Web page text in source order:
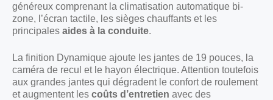
généreux comprenant la climatisation automatique bi-
zone, l’écran tactile, les sièges chauffants et les
principales aides à la conduite.
La finition Dynamique ajoute les jantes de 19 pouces, la
caméra de recul et le hayon électrique. Attention toutefois
aux grandes jantes qui dégradent le confort de roulement
et augmentent les coûts d’entretien avec des